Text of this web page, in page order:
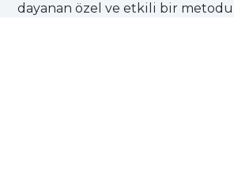
dayanan özel ve etkili bir